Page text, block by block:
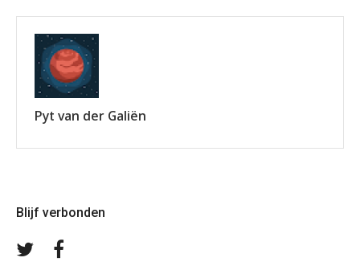
Pyt van der Galiën
Blijf verbonden
Volg